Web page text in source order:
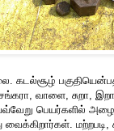
கடல்சூழ்
வாளை, சுறா,
பெயர்களில்
மற்றபடி,